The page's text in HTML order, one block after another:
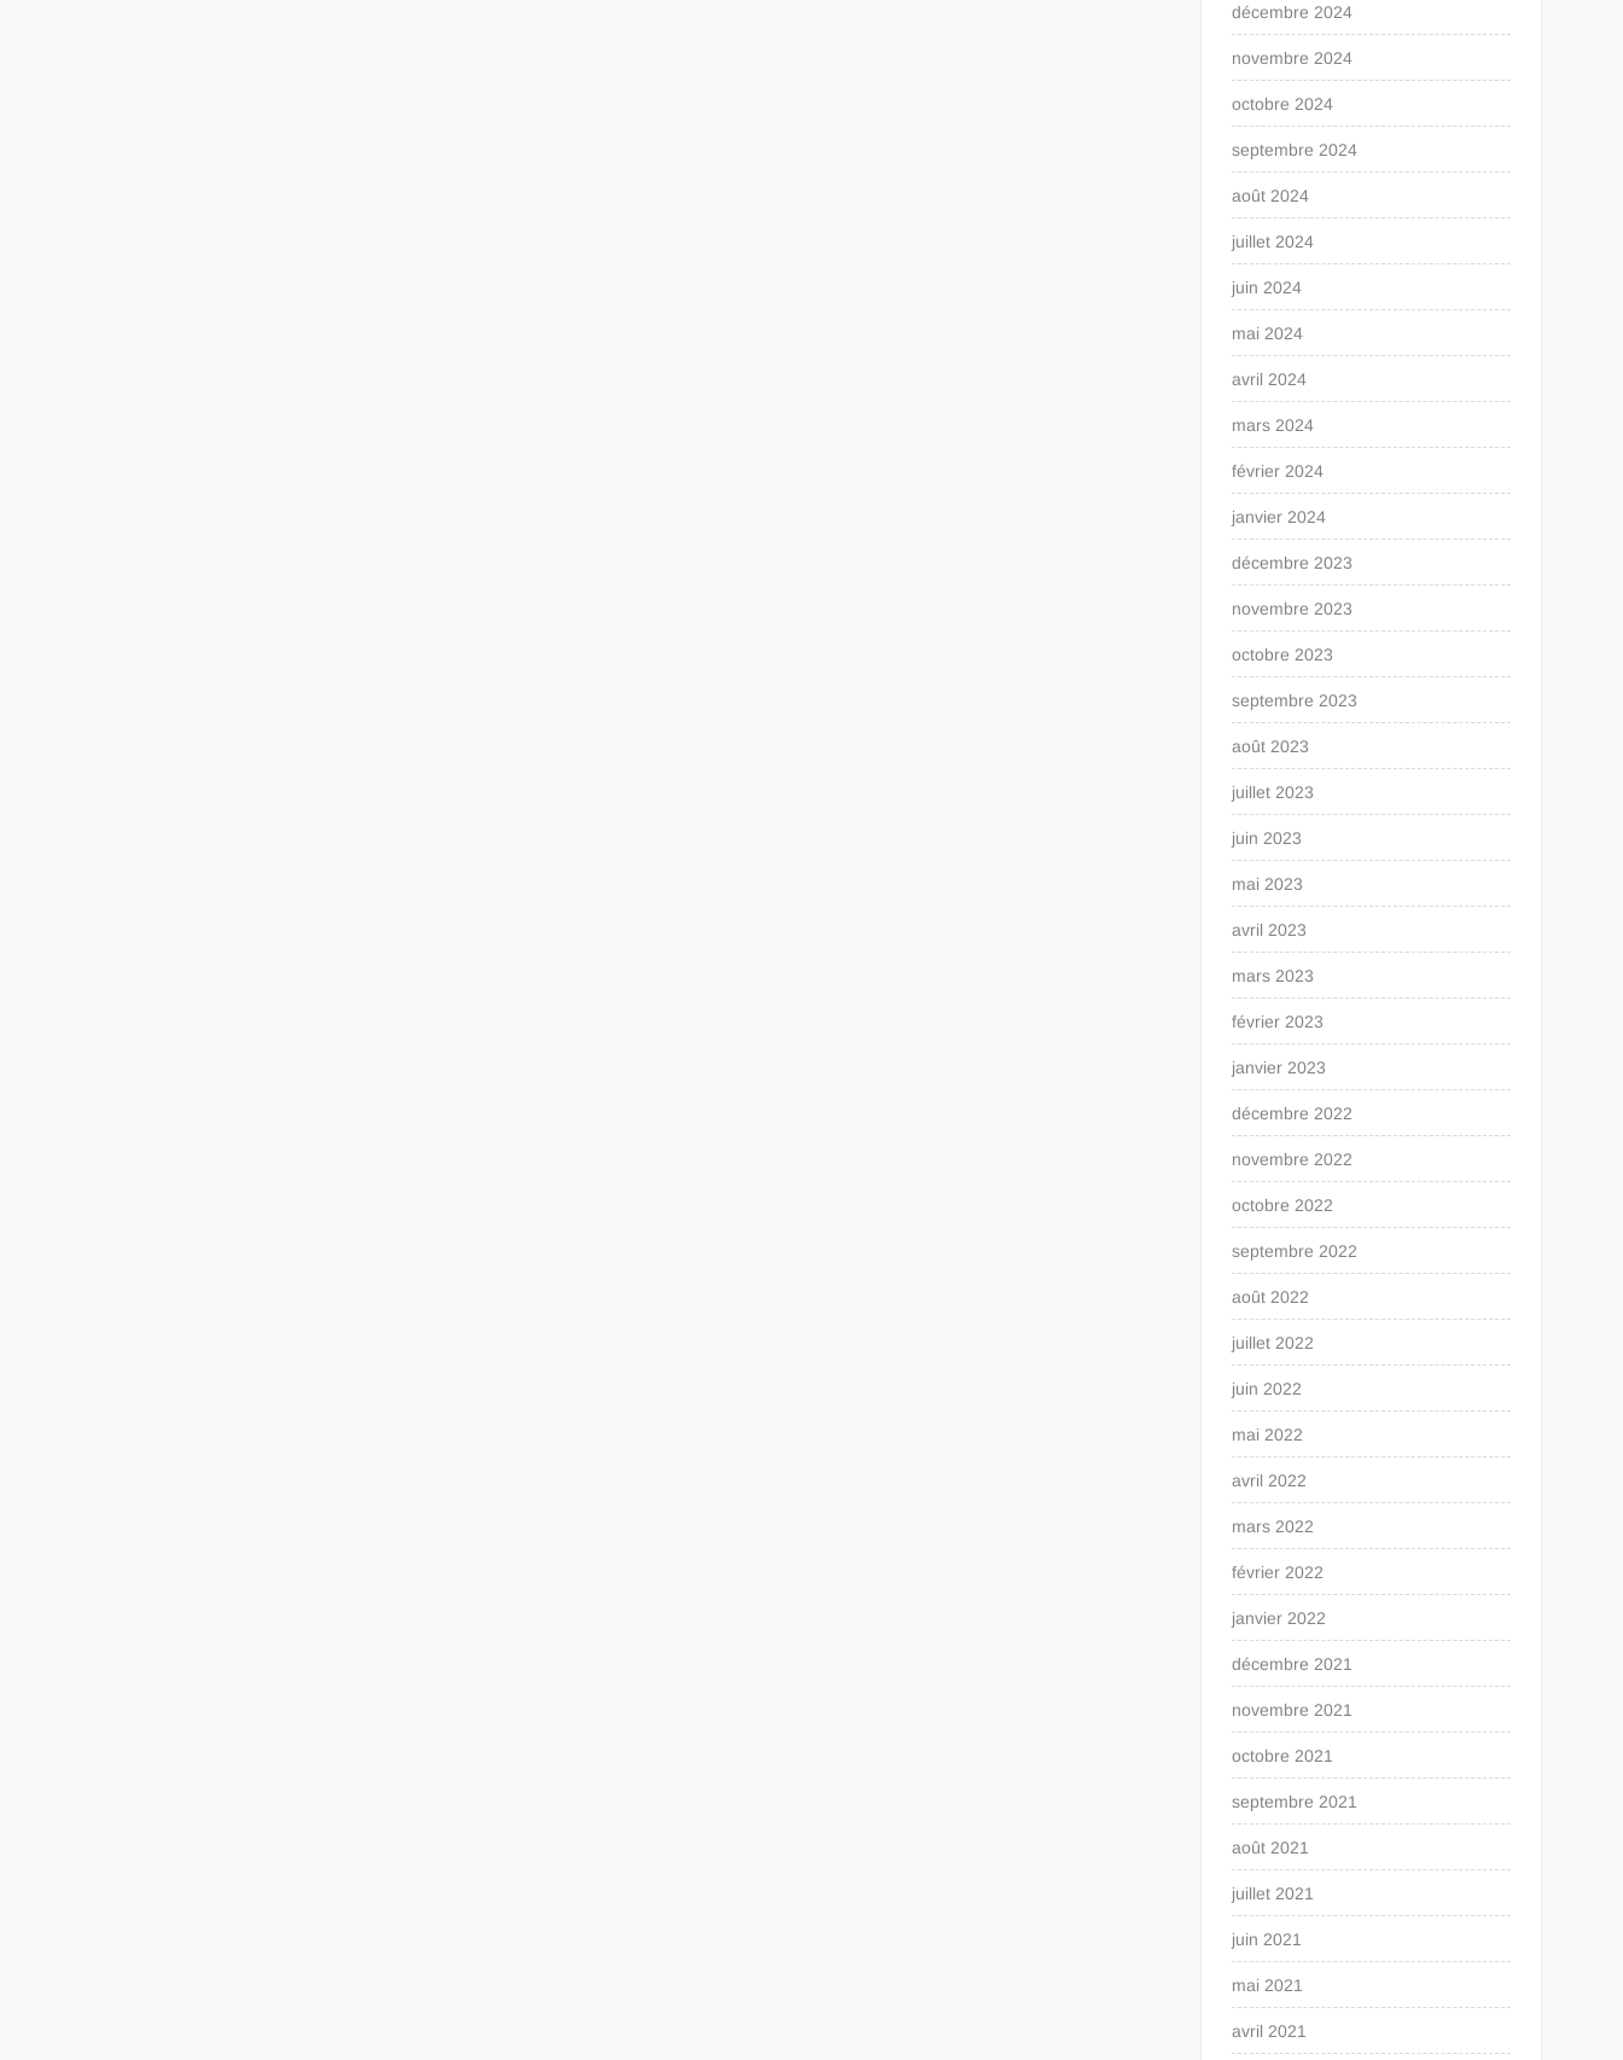
décembre 2024
novembre 2024
octobre 2024
septembre 2024
août 2024
juillet 2024
juin 2024
mai 2024
avril 2024
mars 2024
février 2024
janvier 2024
décembre 2023
novembre 2023
octobre 2023
septembre 2023
août 2023
juillet 2023
juin 2023
mai 2023
avril 2023
mars 2023
février 2023
janvier 2023
décembre 2022
novembre 2022
octobre 2022
septembre 2022
août 2022
juillet 2022
juin 2022
mai 2022
avril 2022
mars 2022
février 2022
janvier 2022
décembre 2021
novembre 2021
octobre 2021
septembre 2021
août 2021
juillet 2021
juin 2021
mai 2021
avril 2021